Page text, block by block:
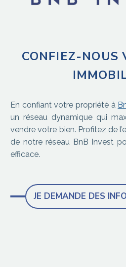
CONFIEZ-NOUS
En confiant votre propriété à
un réseau dynamique qui
vendre votre bien. Profitez de
de notre réseau BnB Invest
efficace.
JE DEMANDE DES